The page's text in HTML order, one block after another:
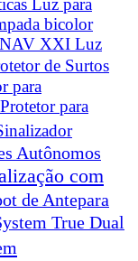
Luz para
bicolor
NAV XXI Luz
de Surtos
para
Protetor para
Autônomos
com
de Antepara
True Dual